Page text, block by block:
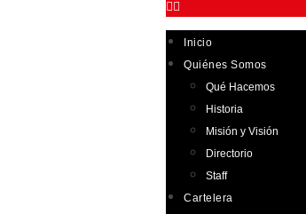
Inicio
Quiénes Somos
Qué Hacemos
Historia
Misión y Visión
Directorio
Staff
Cartelera